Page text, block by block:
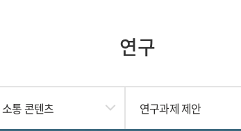
연구
소통 콘텐츠 연구과제 제안